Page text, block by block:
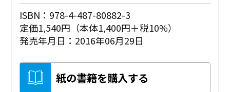
ISBN：978-4-487-80882-3
定価1,540円（本体1,400円＋税10%）
発売年月日：2016年06月29日
紙の書籍を購入する